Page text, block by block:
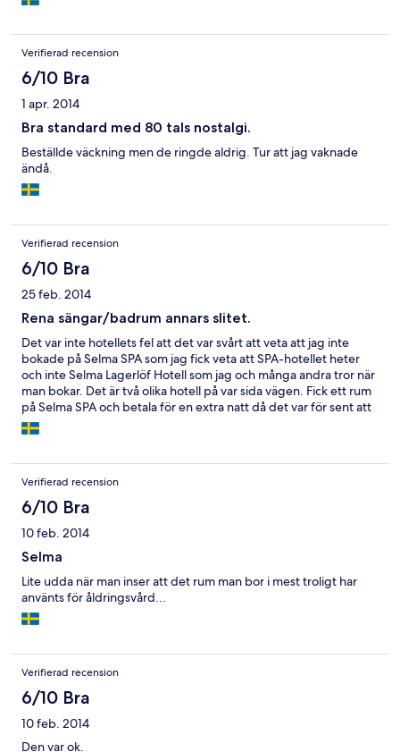
Verifierad recension
6/10 Bra
1 apr. 2014
Bra standard med 80 tals nostalgi.
Beställde väckning men de ringde aldrig. Tur att jag vaknade
ändå.
Verifierad recension
6/10 Bra
25 feb. 2014
Rena sängar/badrum annars slitet.
Det var inte hotellets fel att det var svårt att veta att jag inte
bokade på Selma SPA som jag fick veta att SPA-hotellet heter
och inte Selma Lagerlöf Hotell som jag och många andra tror när
man bokar. Det är två olika hotell på var sida vägen. Fick ett rum
på Selma SPA och betala för en extra natt då det var för sent att
boka av. Detta hade flera andra också gjort..inte ovanligt enligt
personalen på Selma SPA. Nu vet jag det till nästa gång. Det var
källaren där var lite dystert.
Verifierad recension
6/10 Bra
10 feb. 2014
Selma
Lite udda när man inser att det rum man bor i mest troligt har
använts för åldringsvård...
Verifierad recension
6/10 Bra
10 feb. 2014
Den var ok.